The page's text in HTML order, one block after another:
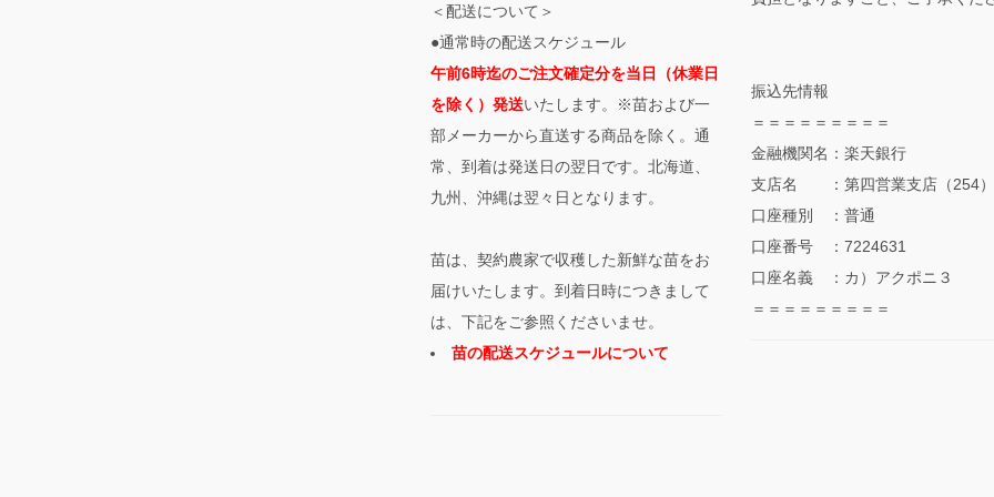
＜配送について＞
●通常時の配送スケジュール
午前6時迄のご注文確定分を当日（休業日
を除く）発送いたします。※苗および一
部メーカーから直送する商品を除く。通
常、到着は発送日の翌日です。北海道、
九州、沖縄は翌々日となります。
苗は、契約農家で収穫した新鮮な苗をお
届けいたします。到着日時につきまして
は、下記をご参照くださいませ。
苗の配送スケジュールについて
振込先情報
＝＝＝＝＝＝＝＝＝
金融機関名：楽天銀行
支店名 ：第四営業支店（254）
口座種別 ：普通
口座番号 ：7224631
口座名義 ：カ）アクポニ３
＝＝＝＝＝＝＝＝＝